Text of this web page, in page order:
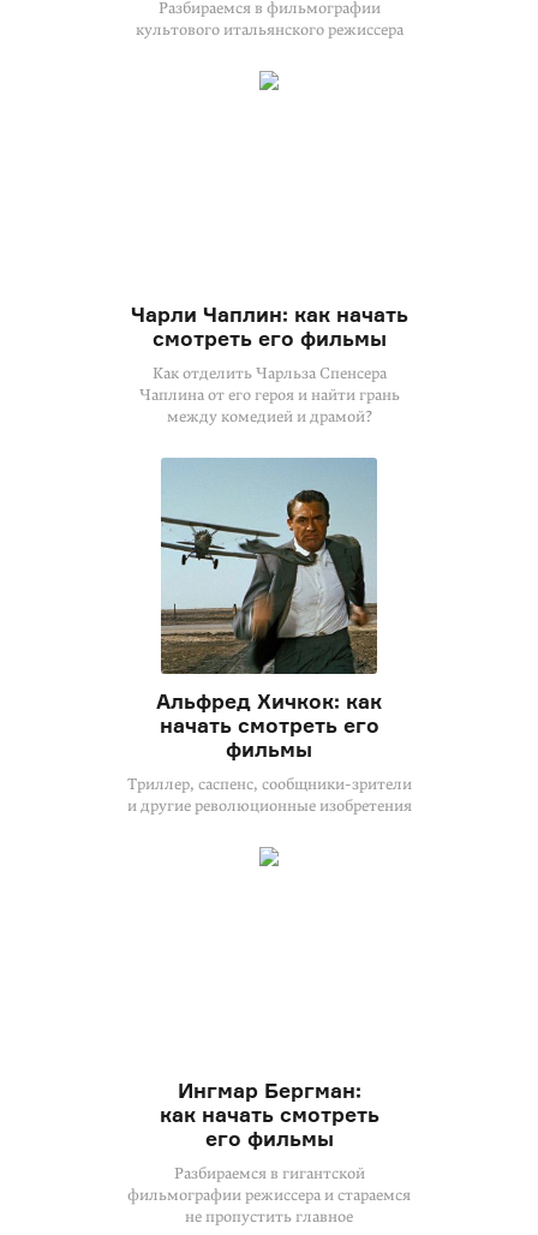
Разбираемся в фильмографии
культового итальянского режиссера
Чарли Чаплин: как начать
смотреть его фильмы
Как отделить Чарльза Спенсера
Чаплина от его героя и найти грань
между комедией и драмой?
Альфред Хичкок: как
начать смотреть его
фильмы
Триллер, саспенс, сообщники-зрители
и другие революционные изобретения
Ингмар Бергман:
как начать смотреть
его фильмы
Разбираемся в гигантской
фильмографии режиссера и стараемся
не пропустить главное